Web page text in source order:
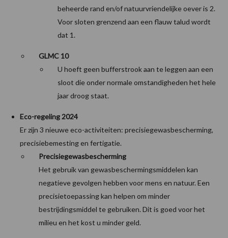
beheerde rand en/of natuurvriendelijke oever is 2.
Voor sloten grenzend aan een flauw talud wordt
dat 1.
GLMC 10
U hoeft geen bufferstrook aan te leggen aan een
sloot die onder normale omstandigheden het hele
jaar droog staat.
Eco-regeling 2024
Er zijn 3 nieuwe eco-activiteiten: precisiegewasbescherming,
precisiebemesting en fertigatie.
Precisiegewasbescherming
Het gebruik van gewasbeschermingsmiddelen kan
negatieve gevolgen hebben voor mens en natuur. Een
precisietoepassing kan helpen om minder
bestrijdingsmiddel te gebruiken. Dit is goed voor het
milieu en het kost u minder geld.